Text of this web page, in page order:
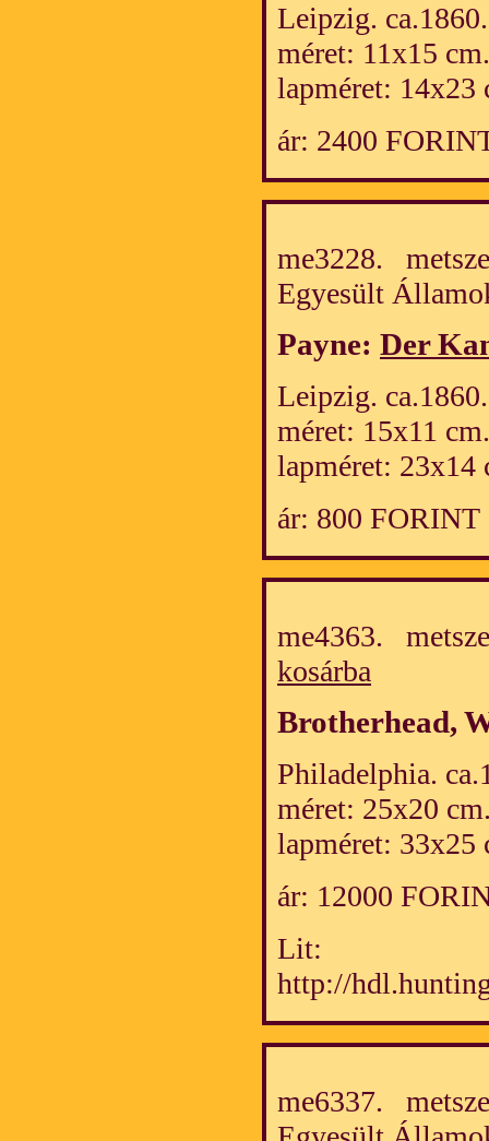
Leipzig.
méret: 11x15 cm.
lapméret: 14x23
ár: 2400
me3228.
Egyesült
Payne: Der
Leipzig.
méret: 15x11 cm.
lapméret: 23x14
ár: 800 FORINT
me4363.
kosárba
Brotherhead,
Philadelphia.
méret: 25x20
lapméret: 33x25
ár: 12000
Lit:
http://
me6337.